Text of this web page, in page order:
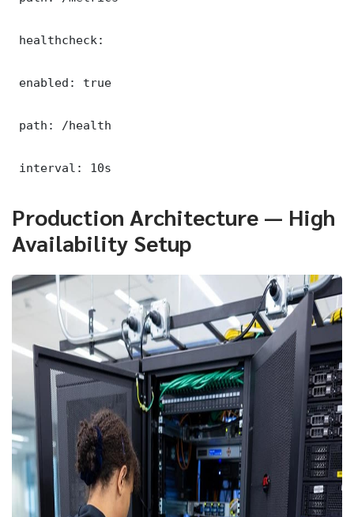
healthcheck:
enabled: true
path: /health
interval: 10s
Production Architecture — High
Availability Setup